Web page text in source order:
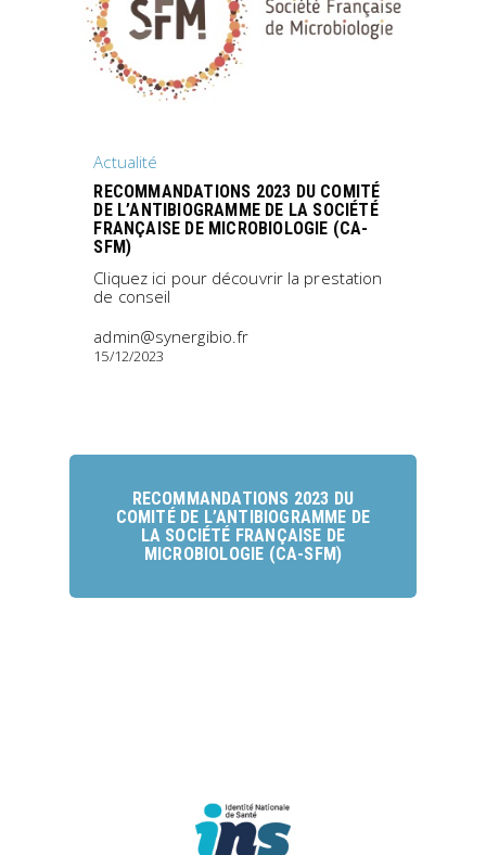
Actualité
RECOMMANDATIONS 2023 DU COMITÉ
DE L’ANTIBIOGRAMME DE LA SOCIÉTÉ
FRANÇAISE DE MICROBIOLOGIE (CA-
SFM)
Cliquez ici pour découvrir la prestation
de conseil
admin@synergibio.fr
15/12/2023
RECOMMANDATIONS 2023 DU
COMITÉ DE L’ANTIBIOGRAMME DE
LA SOCIÉTÉ FRANÇAISE DE
MICROBIOLOGIE (CA-SFM)